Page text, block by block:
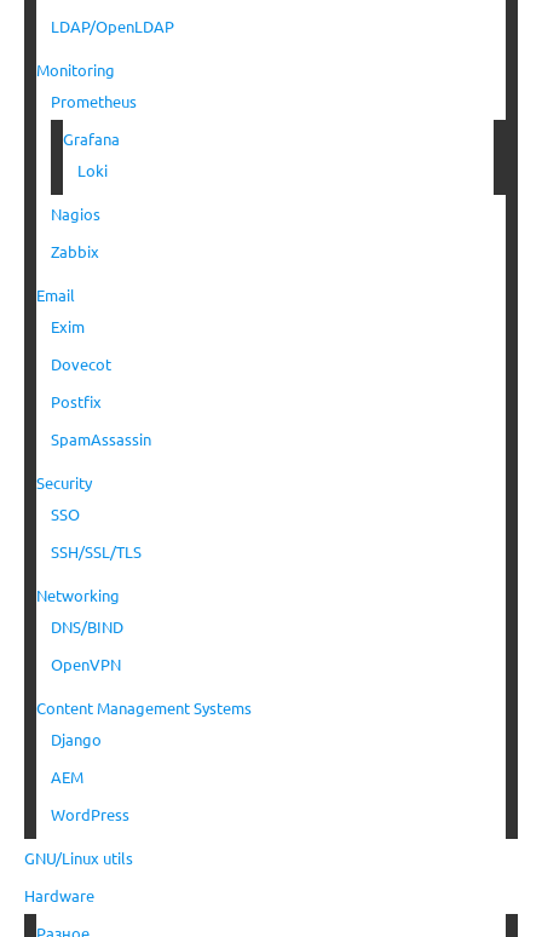
LDAP/OpenLDAP
Monitoring
Prometheus
Grafana
Loki
Nagios
Zabbix
Email
Exim
Dovecot
Postfix
SpamAssassin
Security
SSO
SSH/SSL/TLS
Networking
DNS/BIND
OpenVPN
Content Management Systems
Django
AEM
WordPress
GNU/Linux utils
Hardware
Разное